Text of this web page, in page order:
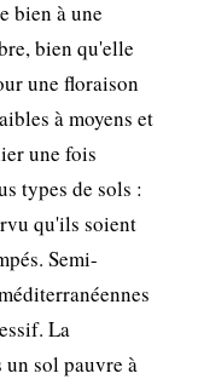
bien à une
bien qu'elle
une floraison
à moyens et
une fois
types de sols :
qu'ils soient
Semi-
La
sol pauvre à